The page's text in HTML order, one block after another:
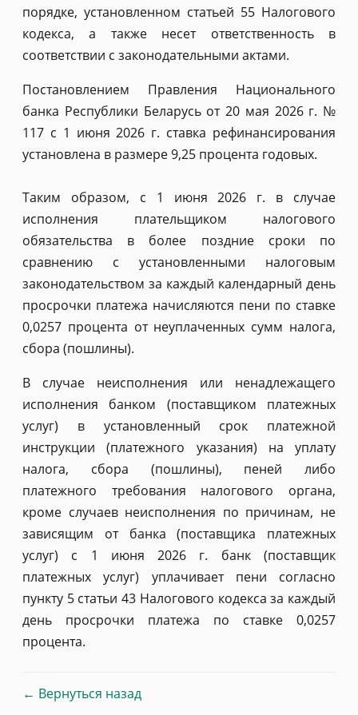
порядке, установленном статьей 55 Налогового
кодекса, а также несет ответственность в
соответствии с законодательными актами.
Постановлением Правления Национального
банка Республики Беларусь от 20 мая 2026 г. №
117 с 1 июня 2026 г. ставка рефинансирования
установлена в размере 9,25 процента годовых.
Таким образом, с 1 июня 2026 г. в случае
исполнения плательщиком налогового
обязательства в более поздние сроки по
сравнению с установленными налоговым
законодательством за каждый календарный день
просрочки платежа начисляются пени по ставке
0,0257 процента от неуплаченных сумм налога,
сбора (пошлины).
В случае неисполнения или ненадлежащего
исполнения банком (поставщиком платежных
услуг) в установленный срок платежной
инструкции (платежного указания) на уплату
налога, сбора (пошлины), пеней либо
платежного требования налогового органа,
кроме случаев неисполнения по причинам, не
зависящим от банка (поставщика платежных
услуг) с 1 июня 2026 г. банк (поставщик
платежных услуг) уплачивает пени согласно
пункту 5 статьи 43 Налогового кодекса за каждый
день просрочки платежа по ставке 0,0257
процента.
← Вернуться назад